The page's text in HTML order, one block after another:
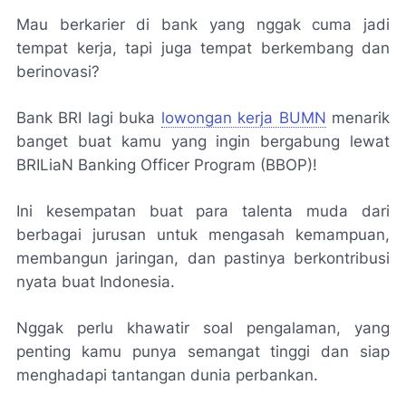
Mau berkarier di bank yang nggak cuma jadi
tempat kerja, tapi juga tempat berkembang dan
berinovasi?
Bank BRI lagi buka lowongan kerja BUMN menarik
banget buat kamu yang ingin bergabung lewat
BRILiaN Banking Officer Program (BBOP)!
Ini kesempatan buat para talenta muda dari
berbagai jurusan untuk mengasah kemampuan,
membangun jaringan, dan pastinya berkontribusi
nyata buat Indonesia.
Nggak perlu khawatir soal pengalaman, yang
penting kamu punya semangat tinggi dan siap
menghadapi tantangan dunia perbankan.